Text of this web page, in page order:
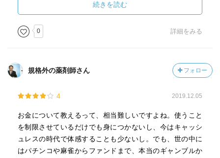
余談「教育費負担の実態調査結果(平成28年度)」より
大学の費用が高くなってる↓
続きを読む
0 詳細をみる
規格外の薬剤師さん フォロー
4 2019.12.05
お金について教えるって、相当難しいですよね。使うこと
を制限させているだけでも身につかないし、今はキャッシ
ュレスの時代で体感することも少ないし。でも、世の中に
はパチンコや麻雀からファンドまで、本当のギャンブルか